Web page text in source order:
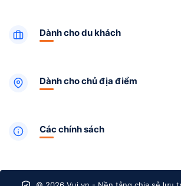
Dành cho du khách
Dành cho chủ địa điểm
Các chính sách